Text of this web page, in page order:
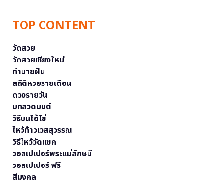
TOP CONTENT
วัดสวย
วัดสวยเชียงใหม่
ทำนายฝัน
สถิติหวยรายเดือน
ดวงรายวัน
บทสวดมนต์
วิธีบนไอ้ไข่
ไหว้ท้าวเวสสุวรรณ
วิธีไหว้วัดแขก
วอลเปเปอร์พระแม่ลักษมี
วอลเปเปอร์ ฟรี
สีมงคล